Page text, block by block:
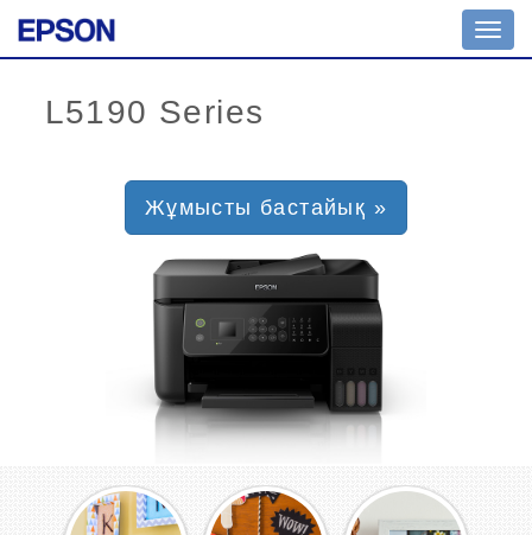
Жұмысты бастайық »